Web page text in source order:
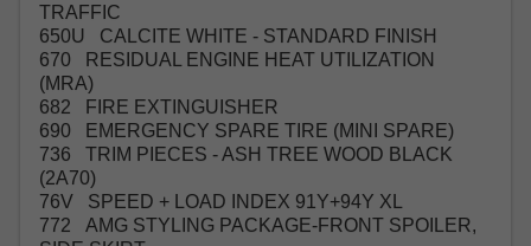
TRAFFIC
650U CALCITE WHITE - STANDARD FINISH
670 RESIDUAL ENGINE HEAT UTILIZATION
(MRA)
682 FIRE EXTINGUISHER
690 EMERGENCY SPARE TIRE (MINI SPARE)
736 TRIM PIECES - ASH TREE WOOD BLACK
(2A70)
76V SPEED + LOAD INDEX 91Y+94Y XL
772 AMG STYLING PACKAGE-FRONT SPOILER,